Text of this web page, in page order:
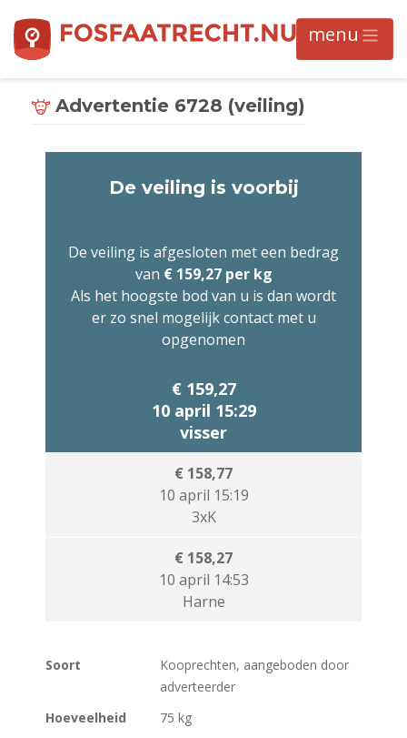
Advertentie 6728 (veiling)
Soort
Kooprechten, aangeboden door
adverteerder
Hoeveelheid
75 kg
De veiling is voorbij
De veiling is afgesloten met een bedrag
van € 159,27 per kg
Als het hoogste bod van u is dan wordt
er zo snel mogelijk contact met u
opgenomen
€ 159,27
10 april 15:29
visser
€ 158,77
10 april 15:19
3xK
€ 158,27
10 april 14:53
Harne